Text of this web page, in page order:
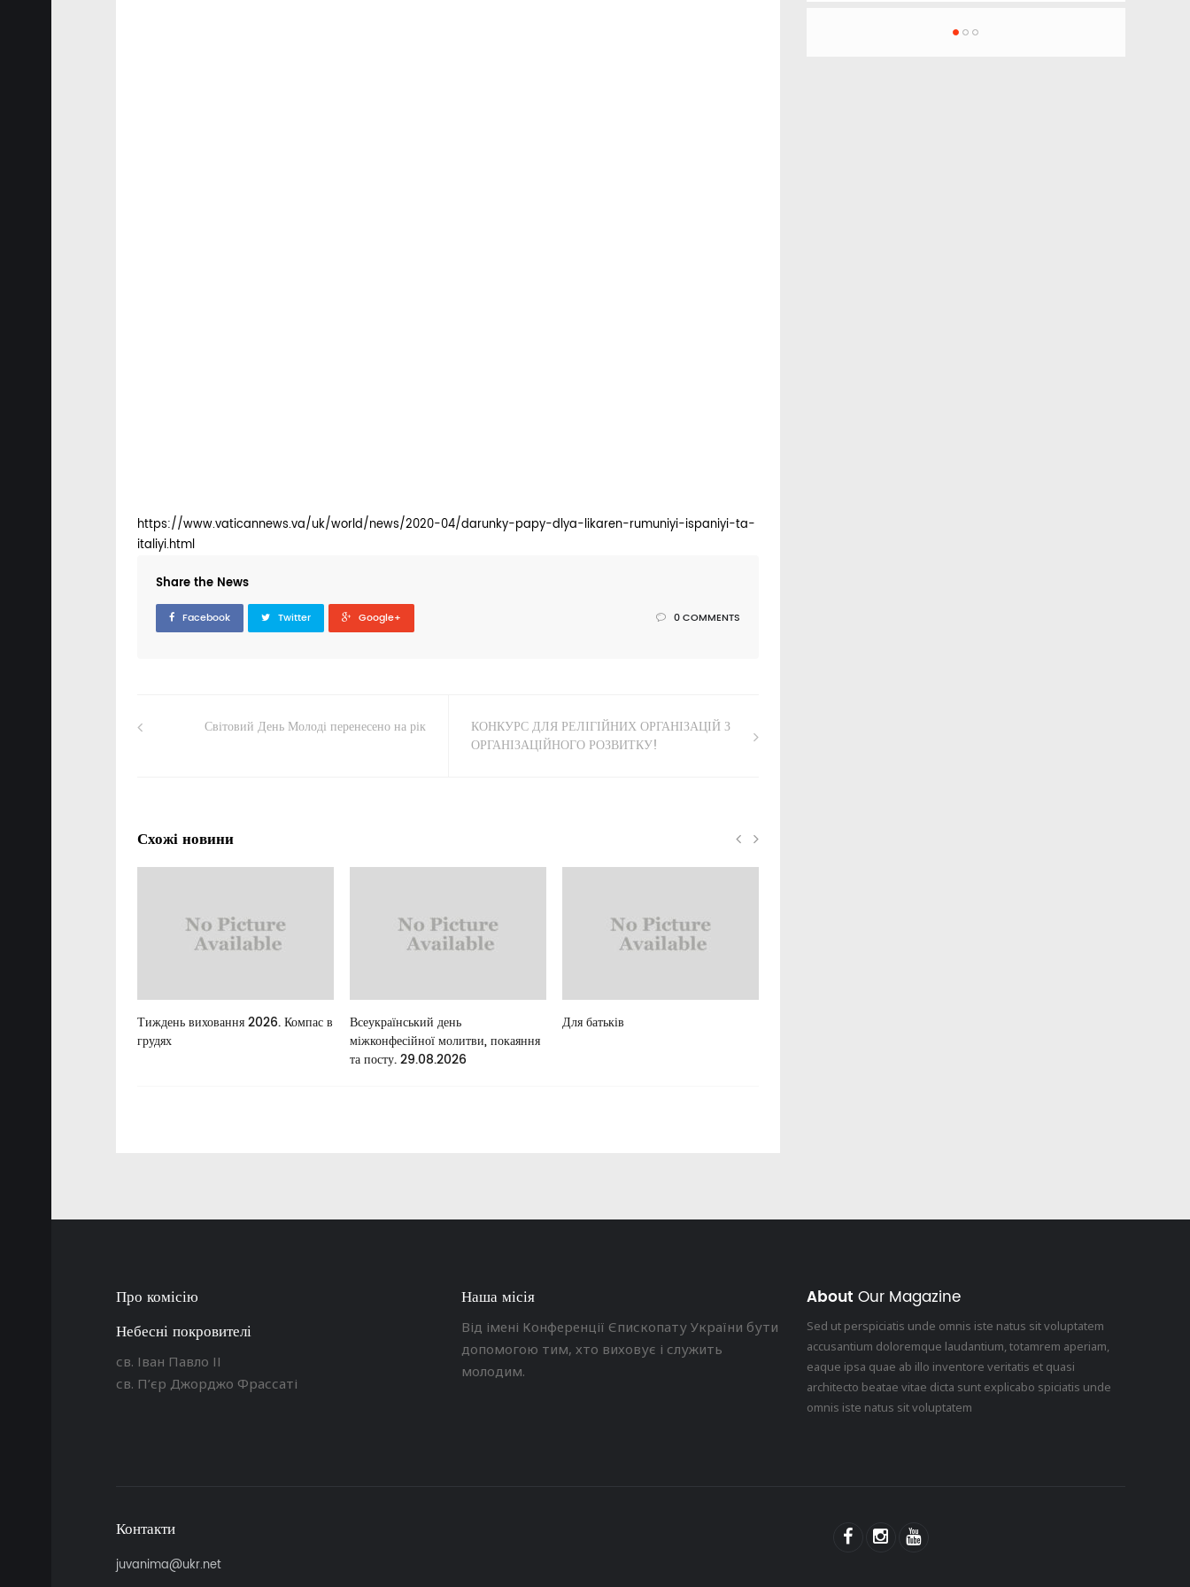
https://www.vaticannews.va/uk/world/news/2020-04/darunky-papy-dlya-likaren-rumuniyi-ispaniyi-ta-
italiyi.html
Share the News
Facebook Twitter Google+ 0 COMMENTS
Світовий День Молоді перенесено на рік
КОНКУРС ДЛЯ РЕЛІГІЙНИХ ОРГАНІЗАЦІЙ З
ОРГАНІЗАЦІЙНОГО РОЗВИТКУ!
Схожі новини
Тиждень виховання 2026. Компас в
грудях
Всеукраїнський день
міжконфесійної молитви, покаяння
та посту. 29.08.2026
Для батьків
Про комісію
Небесні покровителі
св. Іван Павло ІІ
св. П’єр Джорджо Фрассаті
Наша місія
Від імені Конференції Єпископату України бути
допомогою тим, хто виховує і служить
молодим.
About Our Magazine
Sed ut perspiciatis unde omnis iste natus sit voluptatem
accusantium doloremque laudantium, totamrem aperiam,
eaque ipsa quae ab illo inventore veritatis et quasi
architecto beatae vitae dicta sunt explicabo spiciatis unde
omnis iste natus sit voluptatem
Контакти
juvanima@ukr.net